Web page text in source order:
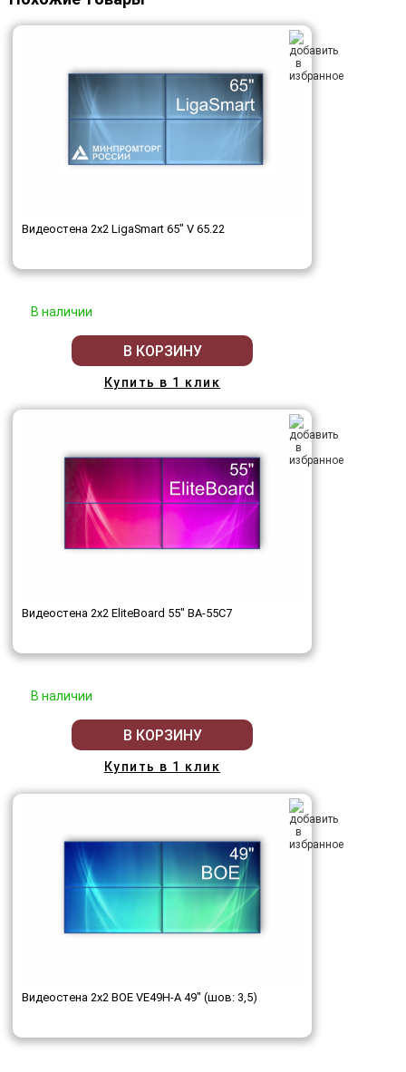
Видеостена 2x2 LigaSmart 65" V 65.22
В наличии
В КОРЗИНУ
Купить в 1 клик
Видеостена 2x2 EliteBoard 55" BA-55C7
В наличии
В КОРЗИНУ
Купить в 1 клик
Видеостена 2x2 BOE VE49H-A 49" (шов: 3,5)